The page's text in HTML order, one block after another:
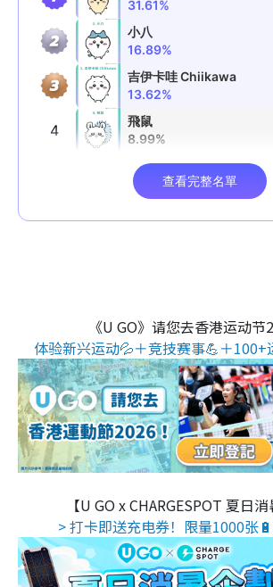
《U GO》请您去香港运动节
体验新兴运动💦＋竞技赛事💪＋100+
【U GO x CHARGESPOT 夏日消
> 打卡即送充电券！限量1000张